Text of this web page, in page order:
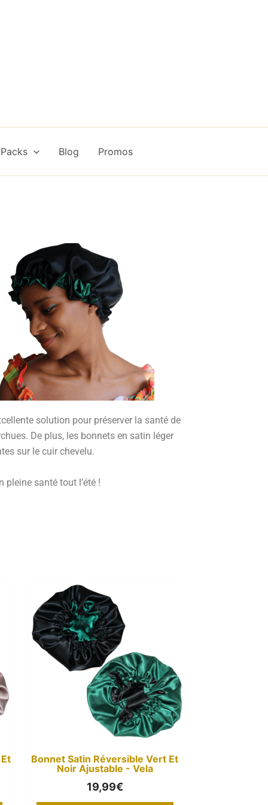
Blog Promos
solution pour préserver la santé de
De plus, les bonnets en satin léger
sur le cuir chevelu.
pleine santé tout l’été !
Bonnet Satin Réversible Vert Et
Noir Ajustable - Vela
19,99€